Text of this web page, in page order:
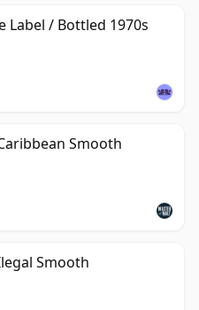
Label / Bottled 1970s
Smooth
Smooth